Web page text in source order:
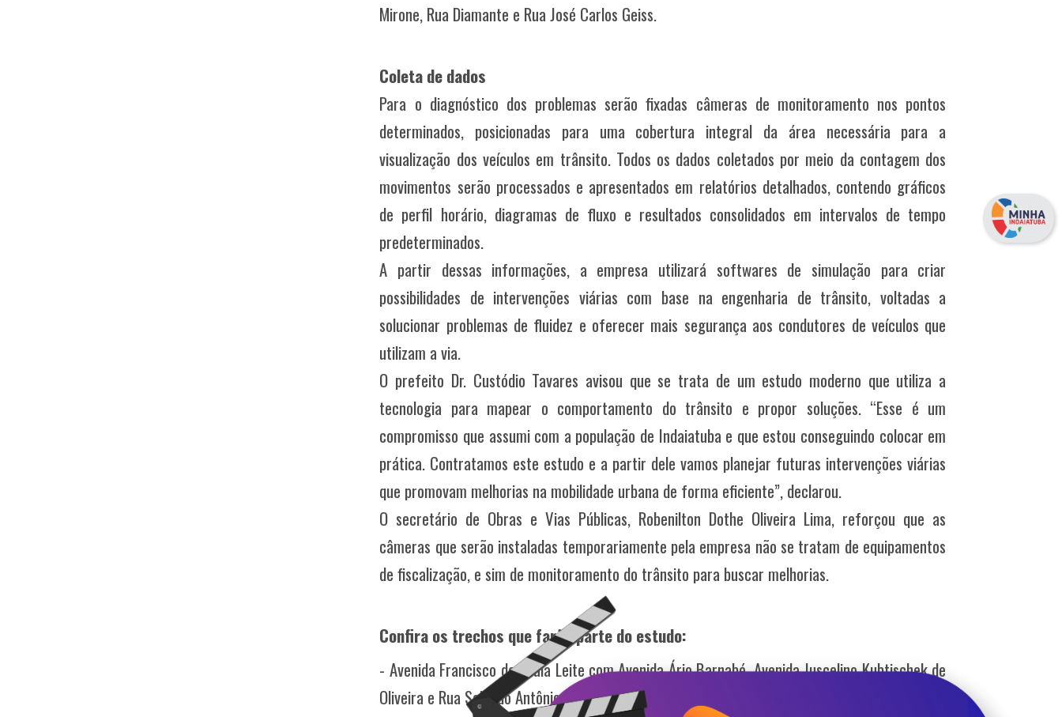
Mirone, Rua Diamante e Rua José Carlos Geiss.
Coleta de dados
Para o diagnóstico dos problemas serão fixadas câmeras de monitoramento nos pontos
determinados, posicionadas para uma cobertura integral da área necessária para a
visualização dos veículos em trânsito. Todos os dados coletados por meio da contagem dos
movimentos serão processados e apresentados em relatórios detalhados, contendo gráficos
de perfil horário, diagramas de fluxo e resultados consolidados em intervalos de tempo
predeterminados.
A partir dessas informações, a empresa utilizará softwares de simulação para criar
possibilidades de intervenções viárias com base na engenharia de trânsito, voltadas a
solucionar problemas de fluidez e oferecer mais segurança aos condutores de veículos que
utilizam a via.
O prefeito Dr. Custódio Tavares avisou que se trata de um estudo moderno que utiliza a
tecnologia para mapear o comportamento do trânsito e propor soluções. “Esse é um
compromisso que assumi com a população de Indaiatuba e que estou conseguindo colocar em
prática. Contratamos este estudo e a partir dele vamos planejar futuras intervenções viárias
que promovam melhorias na mobilidade urbana de forma eficiente”, declarou.
O secretário de Obras e Vias Públicas, Robenilton Dothe Oliveira Lima, reforçou que as
câmeras que serão instaladas temporariamente pela empresa não se tratam de equipamentos
de fiscalização, e sim de monitoramento do trânsito para buscar melhorias.
Confira os trechos que farão parte do estudo:
- Avenida Francisco de Paula Leite com Avenida Ário Barnabé, Avenida Juscelino Kubtischek de
Oliveira e Rua Soldado Antônio Lopes Pereira; -